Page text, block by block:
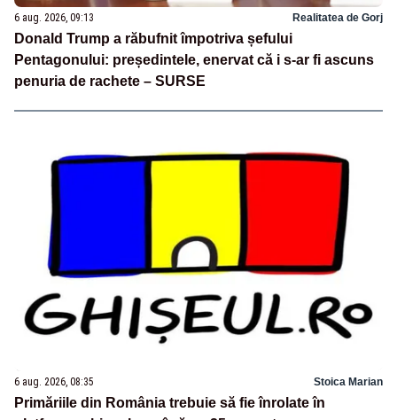
6 aug. 2026, 09:13 Realitatea de Gorj
Donald Trump a răbufnit împotriva șefului
Pentagonului: președintele, enervat că i s-ar fi ascuns
penuria de rachete – SURSE
6 aug. 2026, 08:35 Stoica Marian
Primăriile din România trebuie să fie înrolate în